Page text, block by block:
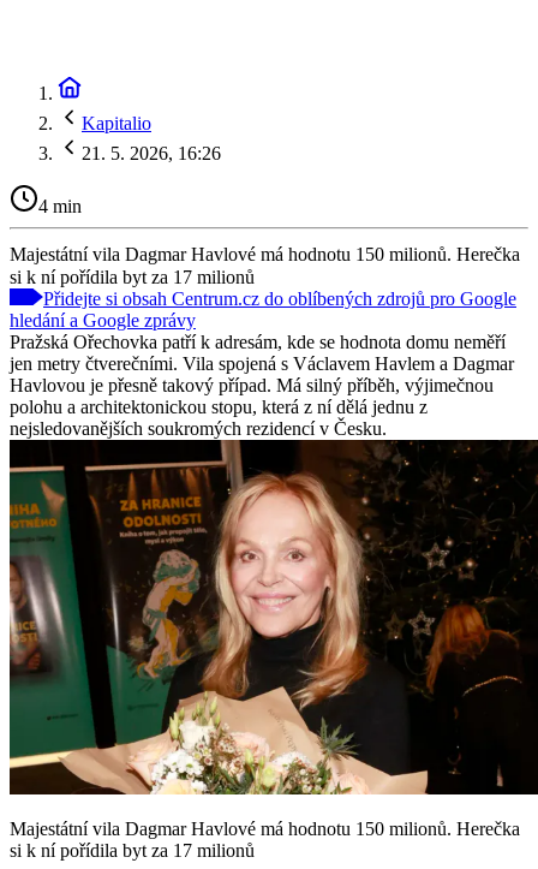
Kapitalio
21. 5. 2026, 16:26
4 min
Majestátní vila Dagmar Havlové má hodnotu 150 milionů. Herečka
si k ní pořídila byt za 17 milionů
Přidejte si obsah Centrum.cz do oblíbených zdrojů pro Google
hledání a Google zprávy
Pražská Ořechovka patří k adresám, kde se hodnota domu neměří
jen metry čtverečními. Vila spojená s Václavem Havlem a Dagmar
Havlovou je přesně takový případ. Má silný příběh, výjimečnou
polohu a architektonickou stopu, která z ní dělá jednu z
nejsledovanějších soukromých rezidencí v Česku.
Majestátní vila Dagmar Havlové má hodnotu 150 milionů. Herečka
si k ní pořídila byt za 17 milionů